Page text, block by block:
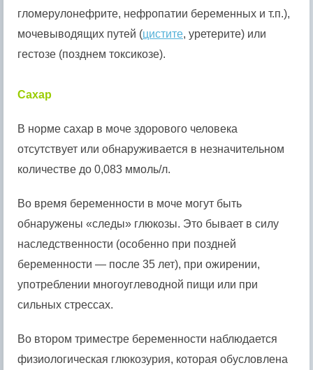
гломерулонефрите, нефропатии беременных и т.п.),
мочевыводящих путей (цистите, уретерите) или
гестозе (позднем токсикозе).
Сахар
В норме сахар в моче здорового человека
отсутствует или обнаруживается в незначительном
количестве до 0,083 ммоль/л.
Во время беременности в моче могут быть
обнаружены «следы» глюкозы. Это бывает в силу
наследственности (особенно при поздней
беременности — после 35 лет), при ожирении,
употреблении многоуглеводной пищи или при
сильных стрессах.
Во втором триместре беременности наблюдается
физиологическая глюкозурия, которая обусловлена